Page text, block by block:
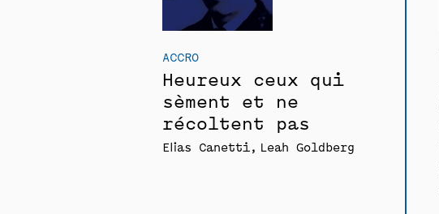
ACCRO
Heureux ceux qui
sèment et ne
récoltent pas
Elias Canetti Leah Goldberg